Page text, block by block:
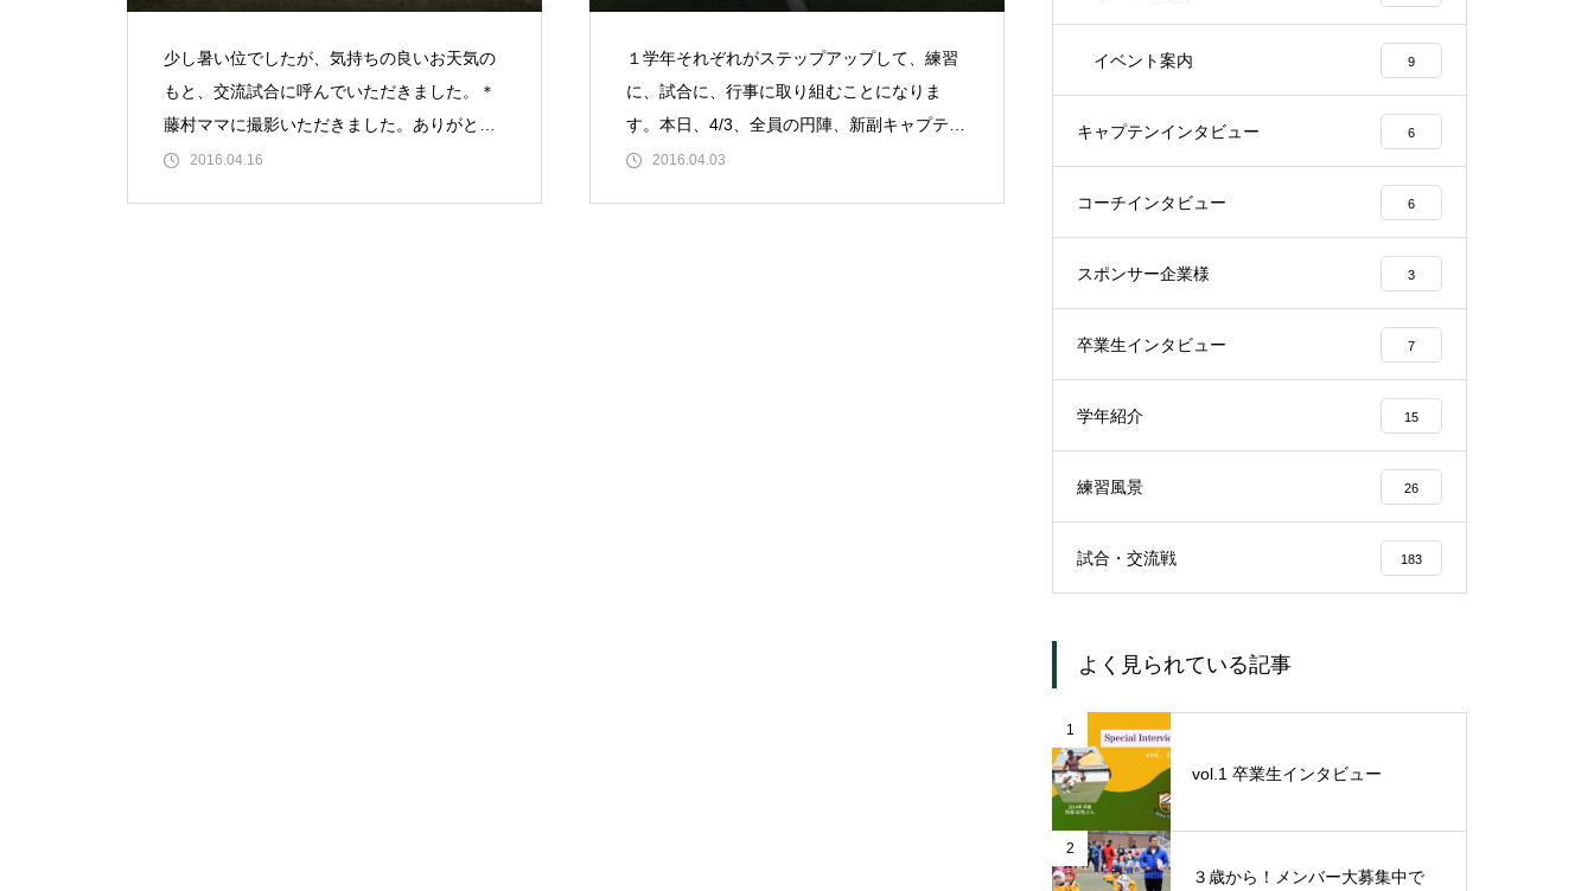
少し暑い位でしたが、気持ちの良いお天気の
もと、交流試合に呼んでいただきました。＊
藤村ママに撮影いただきました。ありがとう
ございます。これからもよろしくお願いいた
2016.04.16
１学年それぞれがステップアップして、練習
に、試合に、行事に取り組むことになりま
す。本日、4/3、全員の円陣、新副キャプテン
のかけ声で新年度がスタートしました。新１
2016.04.03
イベント案内 9
キャプテンインタビュー 6
コーチインタビュー 6
スポンサー企業様 3
卒業生インタビュー 7
学年紹介 15
練習風景 26
試合・交流戦 183
よく見られている記事
1
vol.1 卒業生インタビュー
2
３歳から！メンバー大募集中で